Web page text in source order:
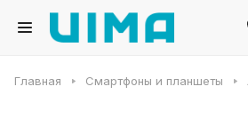
Главная Смартфоны и планшеты